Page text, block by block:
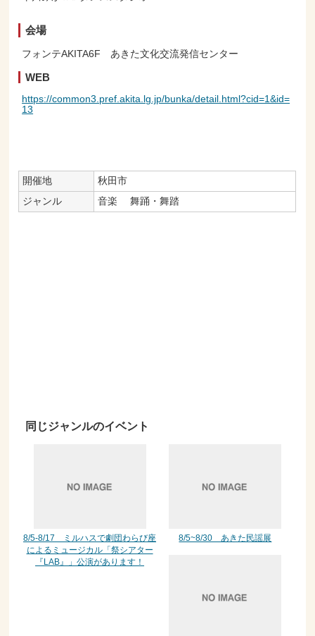
会場
フォンテAKITA6F あきた文化交流発信センター
WEB
https://common3.pref.akita.lg.jp/bunka/detail.html?cid=1&id=
13
開催地
秋田市
ジャンル
音楽 舞踊・舞踏
同じジャンルのイベント
8/5-8/17 ミルハスで劇団わらび座
によるミュージカル「祭シアター
『LAB』」公演があります！
8/5~8/30 あきた民謡展